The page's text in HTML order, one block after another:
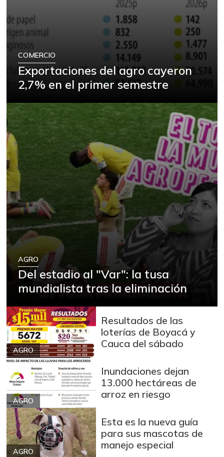
COMERCIO
Exportaciones del agro cayeron
2,7% en el primer semestre
AGRO
Del estadio al "Var": la tusa
mundialista tras la eliminación
AGRO
Resultados de las
loterías de Boyacá y
Cauca del sábado
AGRO
Inundaciones dejan
13.000 hectáreas de
arroz en riesgo
AGRO
Esta es la nueva guía
para sus mascotas de
manejo especial